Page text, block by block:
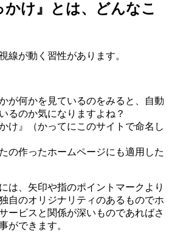
かけ』とは、どんなこ
線が動く習性があります。
が何かを見ているのをみると、自動
るのか気になりますよね？
け』（かってにこのサイトで命名し
の作ったホームページにも適用した
は、矢印や指のポイントマークより
自のオリジナリティのあるものでホ
ービスと関係が深いものであればさ
ができます。